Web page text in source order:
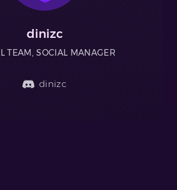
dinizc
TEAM, SOCIAL MANAGER
dinizc